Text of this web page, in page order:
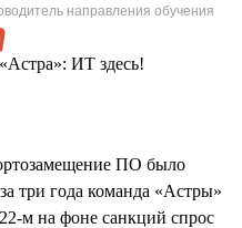
направления обучения
ПО было
три года команда «Астры»
м на фоне санкций спрос